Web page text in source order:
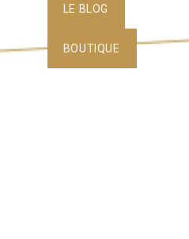
LE BLOG
BOUTIQUE